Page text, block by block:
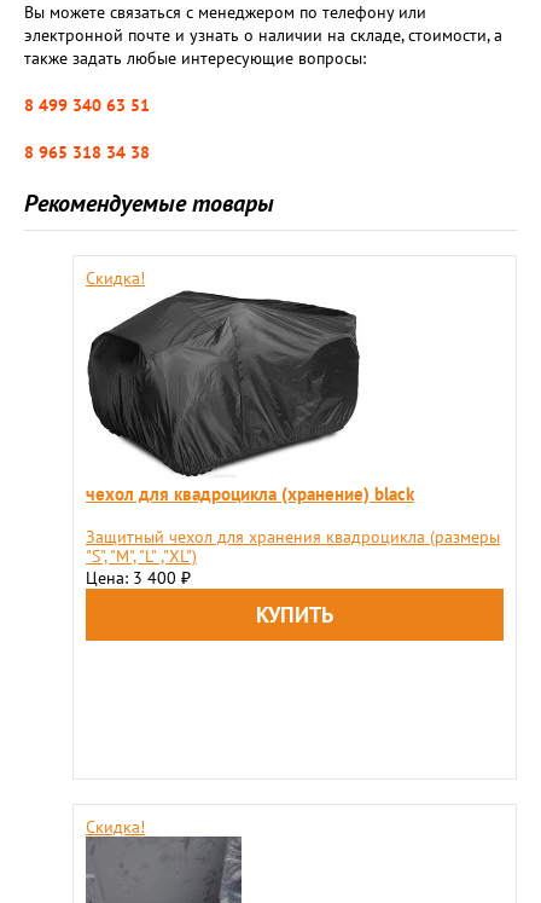
Вы можете связаться с менеджером по телефону или
электронной почте и узнать о наличии на складе, стоимости, а
также задать любые интересующие вопросы:
8 499 340 63 51
8 965 318 34 38
Рекомендуемые товары
Скидка!
чехол для квадроцикла (хранение) black
Защитный чехол для хранения квадроцикла (размеры
"S", "М", "L" ,"XL")
Цена: 3 400 ₽
Скидка!